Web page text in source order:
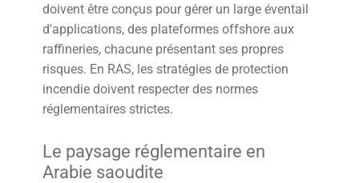
doivent être conçus pour gérer un large éventail
d'applications, des plateformes offshore aux
raffineries, chacune présentant ses propres
risques. En RAS, les stratégies de protection
incendie doivent respecter des normes
réglementaires strictes.
Le paysage réglementaire en
Arabie saoudite